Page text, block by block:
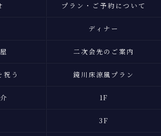
プラン・ご予約について
ディナー
二次会先のご案内
う 鏡川床涼風プラン
1F
3F
お問い合わせはこちら